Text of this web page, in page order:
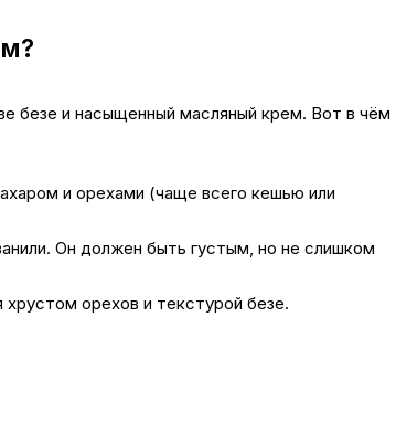
безе и насыщенный масляный крем. Вот в чём
и орехами (чаще всего кешью или
Он должен быть густым, но не слишком
орехов и текстурой безе.